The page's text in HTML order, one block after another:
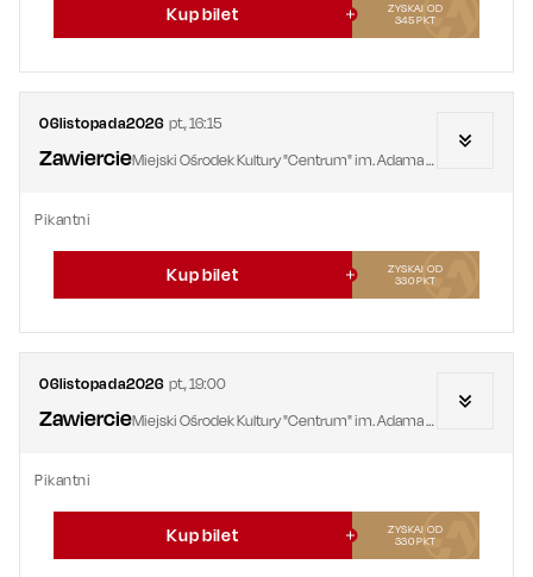
Kup bilet
ZYSKAJ OD
345PKT
06listopada2026 pt.,16:15
Zawiercie Miejski Ośrodek Kultury "Centrum" im. Adama Mickiewicza
Pikantni
Kup bilet
ZYSKAJ OD
330PKT
06listopada2026 pt.,19:00
Zawiercie Miejski Ośrodek Kultury "Centrum" im. Adama Mickiewicza
Pikantni
Kup bilet
ZYSKAJ OD
330PKT